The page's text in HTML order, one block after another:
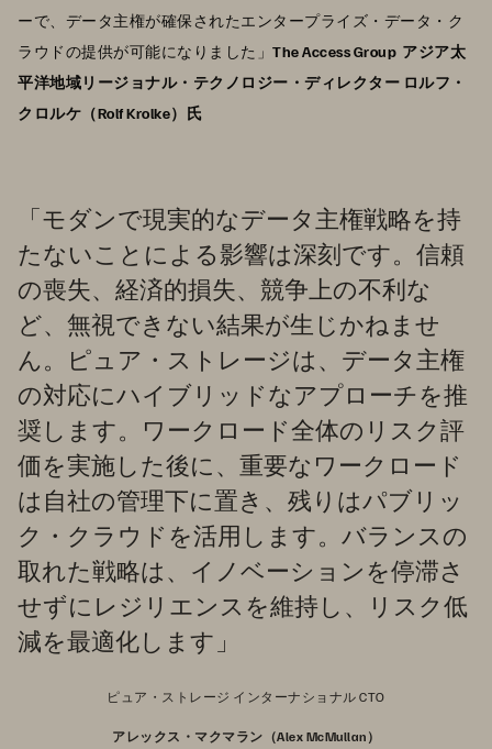
ーで、データ主権が確保されたエンタープライズ・データ・ク
ラウドの提供が可能になりました」 The Access Group アジア太
平洋地域リージョナル・テクノロジー・ディレクター ロルフ・
クロルケ（Rolf Krolke）氏
「モダンで現実的なデータ主権戦略を持
たないことによる影響は深刻です。信頼
の喪失、経済的損失、競争上の不利な
ど、無視できない結果が生じかねませ
ん。ピュア・ストレージは、データ主権
の対応にハイブリッドなアプローチを推
奨します。ワークロード全体のリスク評
価を実施した後に、重要なワークロード
は自社の管理下に置き、残りはパブリッ
ク・クラウドを活用します。バランスの
取れた戦略は、イノベーションを停滞さ
せずにレジリエンスを維持し、リスク低
減を最適化します」
ピュア・ストレージ インターナショナル CTO
アレックス・マクマラン（Alex McMullan）